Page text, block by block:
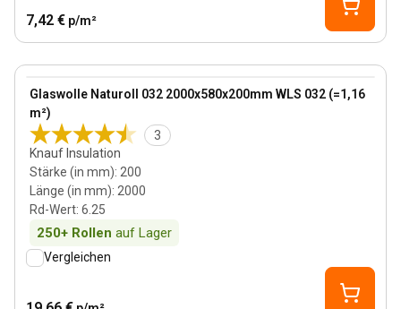
7,42 € p/m²
Glaswolle Naturoll 032 2000x580x200mm WLS 032 (=1,16
m²)
3
Knauf Insulation
Stärke (in mm): 200
Länge (in mm): 2000
Rd-Wert: 6.25
250+ Rollen auf Lager
View product
Vergleichen